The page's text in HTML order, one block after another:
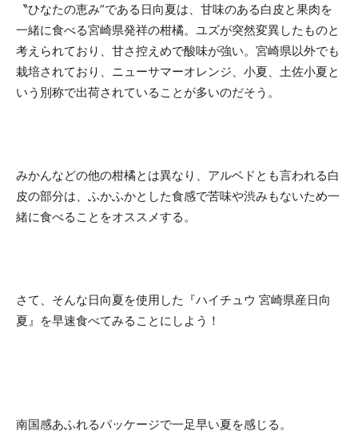
〝ひなたの恵み”である日向夏は、甘味のある白皮と果肉を
一緒に食べる宮崎県発祥の柑橘。ユズが突然変異したものと
考えられており、甘さ控えめで酸味が強い。宮崎県以外でも
栽培されており、ニューサマーオレンジ、小夏、土佐小夏と
いう別称で出荷されていることが多いのだそう。
みかんなどの他の柑橘とは異なり、アルベドとも言われる白
皮の部分は、ふかふかとした食感で苦味や渋みもないため一
緒に食べることをオススメする。
さて、そんな日向夏を使用した『ハイチュウ 宮崎県産日向
夏』を早速食べてみることにしよう！
南国感あふれるパッケージで一足早い夏を感じる。